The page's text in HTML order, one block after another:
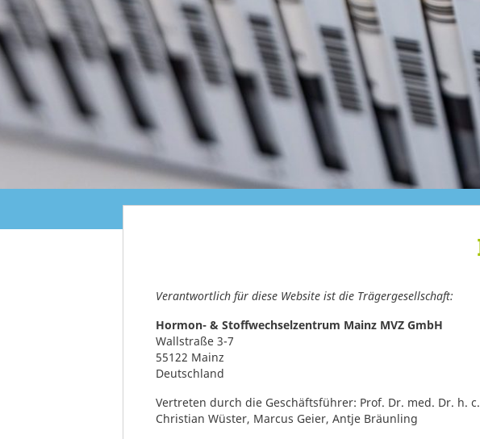
Verantwortlich für diese Website ist die Trägergesellschaft:
Hormon- & Stoffwechselzentrum Mainz MVZ GmbH
Wallstraße 3-7
55122 Mainz
Deutschland
Vertreten durch die Geschäftsführer: Prof. Dr. med. Dr. h. c.
Christian Wüster, Marcus Geier, Antje Bräunling